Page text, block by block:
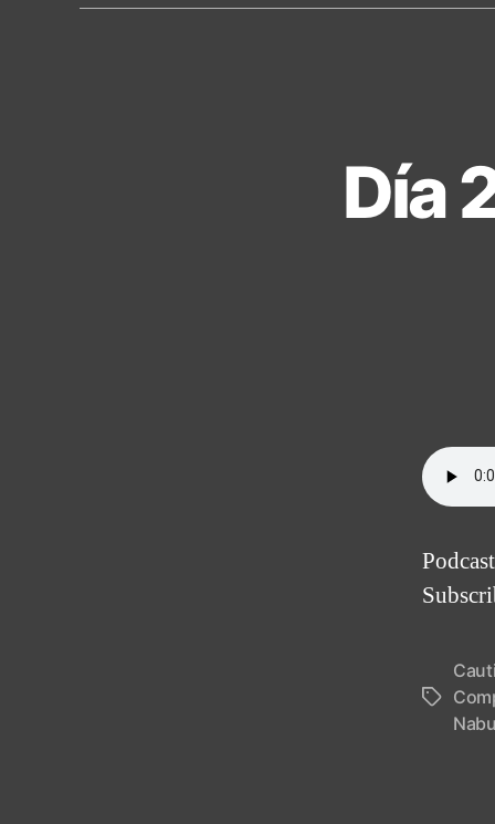
Día
Tags